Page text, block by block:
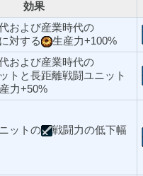
効果
および産業時代の
対する
生産力+100%
および産業時代の
トと長距離戦闘ユニット
力+50%
ットの
戦闘力の低下幅